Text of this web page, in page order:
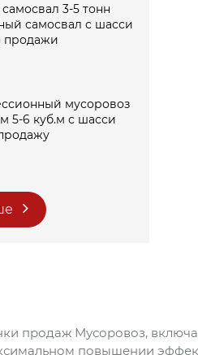
3-5 тонн
самосвал с шасси
продажи
мусоровоз
5-6 куб.м с шасси
продаж Мусоровоз,
повышении